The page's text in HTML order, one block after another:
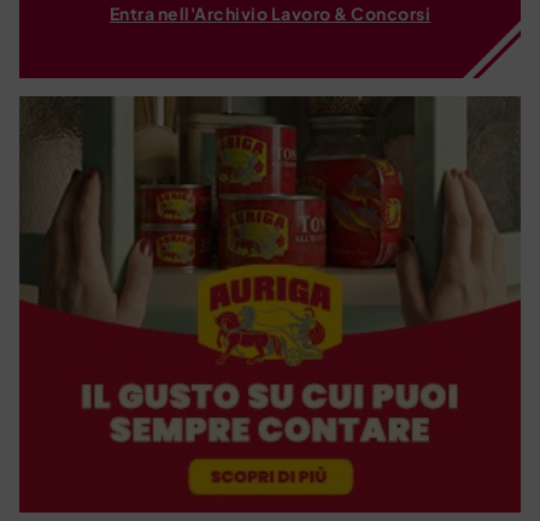
Entra nell'Archivio Lavoro & Concorsi